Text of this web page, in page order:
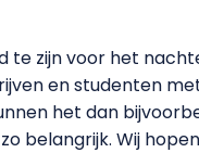
te zijn voor het
en studenten
het dan
belangrijk. Wij